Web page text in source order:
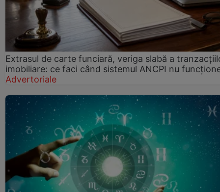
Extrasul de carte funciară, veriga slabă a
imobiliare: ce faci când sistemul ANCPI nu
Advertoriale